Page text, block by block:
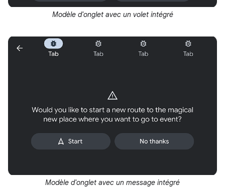
Modèle d'onglet avec un volet intégré
Modèle d'onglet avec un message intégré